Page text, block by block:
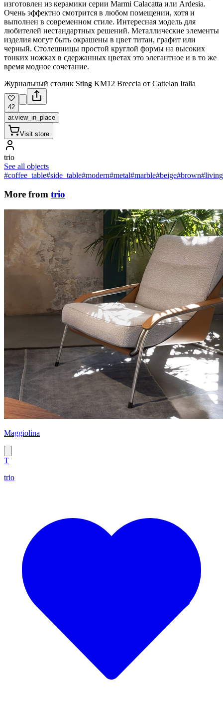
изготовлен из керамики серии Marmi Calacatta или Ardesia.
Очень эффектно смотрится в любом помещении, хотя и
выполнен в современном стиле. Интересная модель для
любителей нестандартных решений. Металлические элементы
изделия могут быть окрашены в цвет титан, графит или
черный. Столешницы простой круглой формы на высоких
тонких ножках в сдержанных цветах это элегантное и в то же
время модное сочетание.
Журнальный столик Sting KM12 Breccia от Cattelan Italia
42
ar.view_in_place
Visit store
trio
See all objects
#coffee_table#side_table#modern#metal#marble#beige#brown
More from trio
Maggiolina
T
trio